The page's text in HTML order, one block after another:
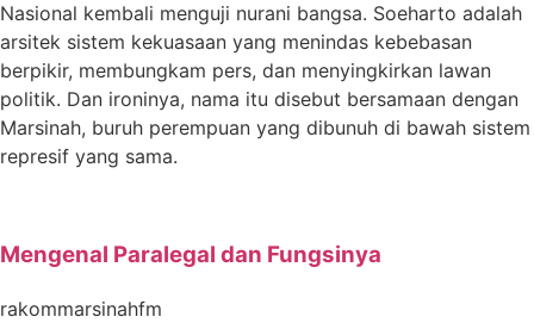
Nasional kembali menguji nurani bangsa. Soeharto adalah
arsitek sistem kekuasaan yang menindas kebebasan
berpikir, membungkam pers, dan menyingkirkan lawan
politik. Dan ironinya, nama itu disebut bersamaan dengan
Marsinah, buruh perempuan yang dibunuh di bawah sistem
represif yang sama.
Mengenal Paralegal dan Fungsinya
rakommarsinahfm